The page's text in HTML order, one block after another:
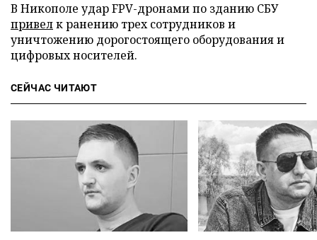
В Никополе удар FPV-дронами по зданию СБУ
привелк ранению трех сотрудников и
уничтожению дорогостоящего оборудования и
цифровых носителей.
СЕЙЧАС ЧИТАЮТ